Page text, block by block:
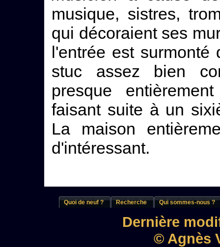
musique, sistres,
qui décoraient ses
l'entrée est surmonté
stuc assez bien
presque
faisant suite à un
La maison
d'intéressant.
Quoi de neuf ? Recherche Qui sommes-nous ?
Dernière
© Agnès